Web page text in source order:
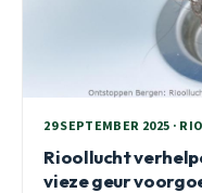
29 SEPTEMBER 2025 ·
Rioollucht
vieze geur